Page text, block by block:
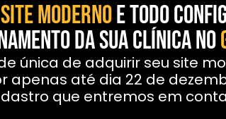
SITE MODERNOe todo
DA SUA CLÍNICA no
única de adquirir seu site
apenas até dia 22 de
que entremos em